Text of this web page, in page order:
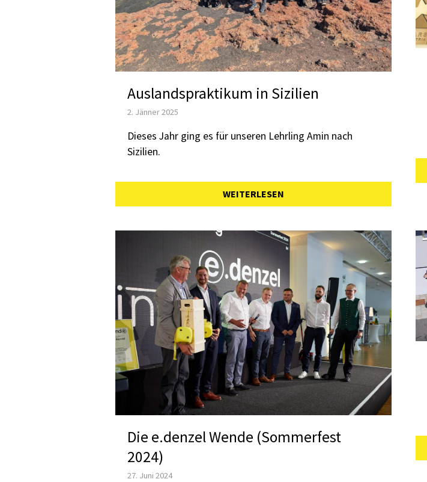
Auslandspraktikum in Sizilien
2. Jänner 2025
Dieses Jahr ging es für unseren Lehrling Amin nach
Sizilien.
WEITERLESEN
Die e.denzel Wende (Sommerfest
2024)
27. Juni 2024